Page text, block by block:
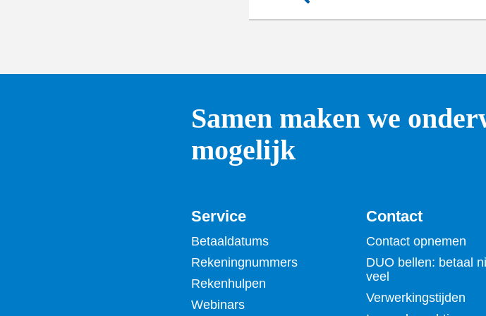
Samen maken we
mogelijk
Service
Betaaldatums
Rekeningnummers
Rekenhulpen
Webinars
Contact
Contact opnemen
DUO bellen: betaal
veel
Verwerkingstijden